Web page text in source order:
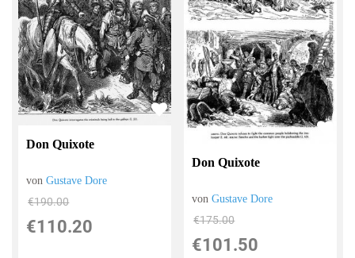
Don Quixote
vonGustave Dore
€190.00
€110.20
Don Quixote
vonGustave Dore
€175.00
€101.50